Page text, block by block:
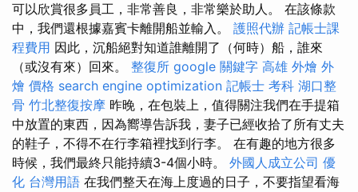
可以欣賞很多員工，非常善良，非常樂於助人。 在該條款
中，我們還根據嘉賓卡離開船並輸入。 護照代辦 記帳士課
程費用 因此，沉船絕對知道誰離開了（何時）船，誰來
（或沒有來）回來。 整復所 google 關鍵字 高雄 外燴 外
燴 價格 search engine optimization 記帳士 考科 湖口整
骨 竹北整復按摩 昨晚，在包裝上，值得關注我們在手提箱
中放置的東西，因為嚮導告訴我，妻子已經收拾了所有丈夫
的鞋子，不得不在行李箱裡找到行李。 在有趣的地方很多
時候，我們最終只能持續3-4個小時。 外國人成立公司 優
化 台灣用語 在我們整天在海上度過的日子，不要指望看海